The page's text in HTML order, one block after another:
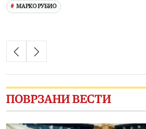
МАРКО РУБИО
ПОВРЗАНИ ВЕСТИ